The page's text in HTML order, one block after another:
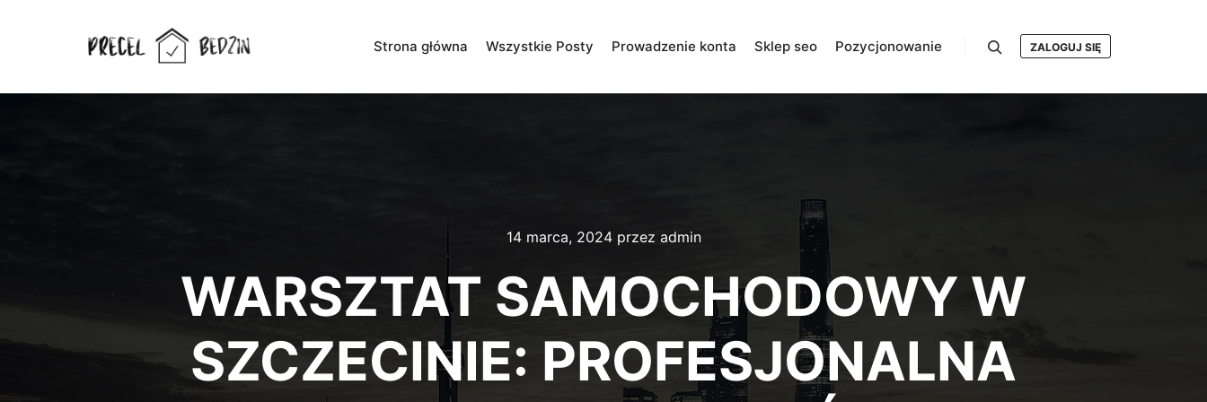
Strona główna Wszystkie Posty Prowadzenie konta Sklep seo Pozycjonowanie ZALOGUJ SIĘ
14 marca, 2024przez admin
WARSZTAT SAMOCHODOWY W
SZCZECINIE: PROFESJONALNA